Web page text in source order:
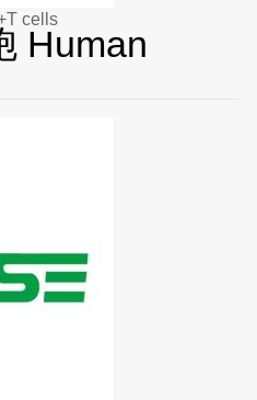
cells
Human